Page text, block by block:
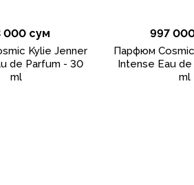
000 сум
Kylie Jenner
de Parfum - 30
ml
997
Парфюм
Intense Eau
ml